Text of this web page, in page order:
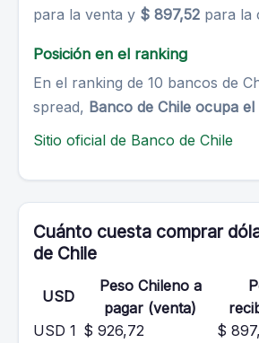
para la venta y $ 897,52 para la
Posición en el ranking
En el ranking de 10 bancos de
spread, Banco de Chile ocupa
Sitio oficial de Banco de Chile
Cuánto cuesta comprar
de Chile
USD
Peso Chileno a
pagar (venta)
USD 1 $ 926,72
$